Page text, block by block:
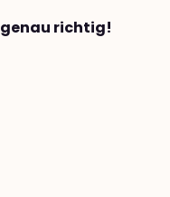
genau richtig!